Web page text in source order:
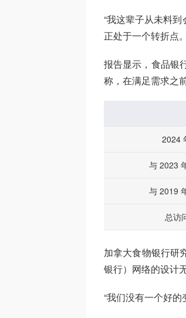
“我这辈子从未料
正处于一个转折点
报告显示，食品银
称，在满足需求之
2024
与 2023
与 2019
总访
加拿大食物银行研
银行）网络的设计
“我们没有一个好